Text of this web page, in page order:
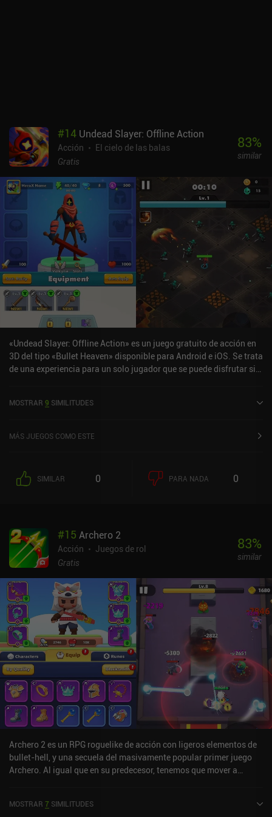
#14 Undead Slayer: Offline Action
Acción
El cielo de las balas
Gratis
83%
similar
«Undead Slayer: Offline Action» es un juego gratuito de acción en
3D del tipo «Bullet Heaven» disponible para Android e iOS. Se trata
de una experiencia para un solo jugador que se puede disfrutar sin
de 4,4 sobre 5,0 en Google Play y de 4,6 sobre 5,0 en la App Store
MOSTRAR 9 SIMILITUDES
MÁS JUEGOS COMO ESTE
SIMILAR 0 PARA NADA 0
#15 Archero 2
Acción
Juegos de rol
Gratis
83%
similar
Archero 2 es un RPG roguelike de acción con ligeros elementos de
bullet-hell, y una secuela del masivamente popular primer juego
Archero. Al igual que en su predecesor, tenemos que mover a
nuestro personaje sólo ataca cuando no nos movemos, por lo que
MOSTRAR 7 SIMILITUDES